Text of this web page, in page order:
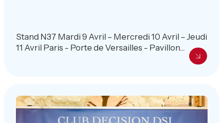
Stand N37 Mardi 9 Avril – Mercredi 10 Avril – Jeudi
11 Avril Paris - Porte de Versailles - Pavillon...